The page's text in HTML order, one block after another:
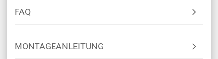
FAQ
MONTAGEANLEITUNG